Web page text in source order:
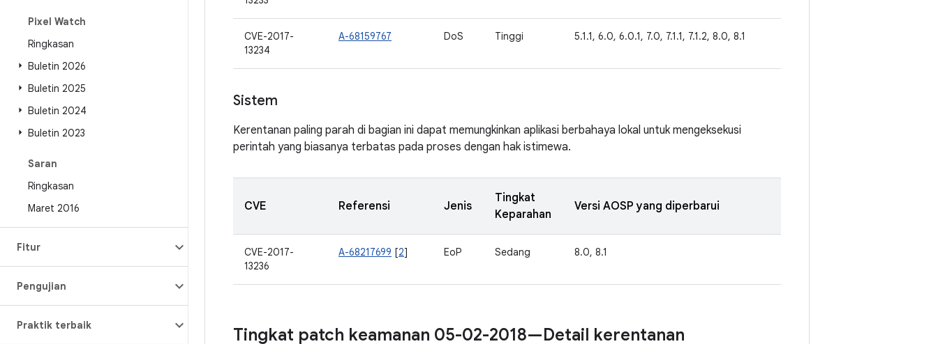
Pixel Watch
Ringkasan
Buletin 2026
Buletin 2025
Buletin 2024
Buletin 2023
Saran
Ringkasan
Maret 2016
Fitur
Pengujian
Praktik terbaik
CVE-2017-
13234
A-68159767 DoS Tinggi 5.1.1, 6.0, 6.0.1, 7.0, 7.1.1, 7.1.2, 8.0, 8.1
Sistem
Kerentanan paling parah di bagian ini dapat memungkinkan aplikasi berbahaya lokal untuk mengeksekusi
perintah yang biasanya terbatas pada proses dengan hak istimewa.
CVE Referensi Jenis
Tingkat
Keparahan
Versi AOSP yang diperbarui
CVE-2017-
13236
A-68217699 [2] EoP Sedang 8.0, 8.1
Tingkat patch keamanan 05-02-2018—Detail kerentanan